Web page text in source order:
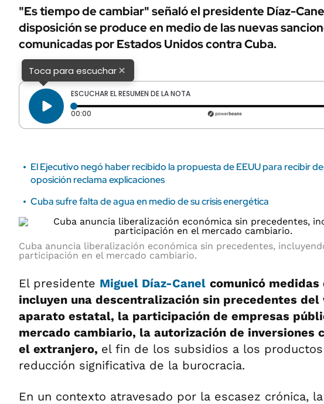
ÁMBITO DEBATE
MEDIAKIT AMBITO DEBATE
URUGUAY
"Es tiempo de cambiar" señaló el presidente Díaz-
disposición se produce en medio de las nuevas
comunicadas por Estados Unidos contra Cuba.
Toca para escuchar×
ESCUCHAR EL RESUMEN DE LA NOTA
00:00 Tiempo transcurrido: 0 segundos
El Ejecutivo negó haber recibido la propuesta de EEUU para recibir
oposición reclama explicaciones
Cuba sufre falta de agua en medio de su crisis energética
Cuba anuncia liberalización económica sin precedentes,
participación en el mercado cambiario.
El presidente Miguel Díaz-Canel comunicó medidas
incluyen una descentralización sin precedentes del
aparato estatal, la participación de empresas
mercado cambiario, la autorización de inversiones
el extranjero, el fin de los subsidios a los
reducción significativa de la burocracia.
En un contexto atravesado por la escasez crónica,